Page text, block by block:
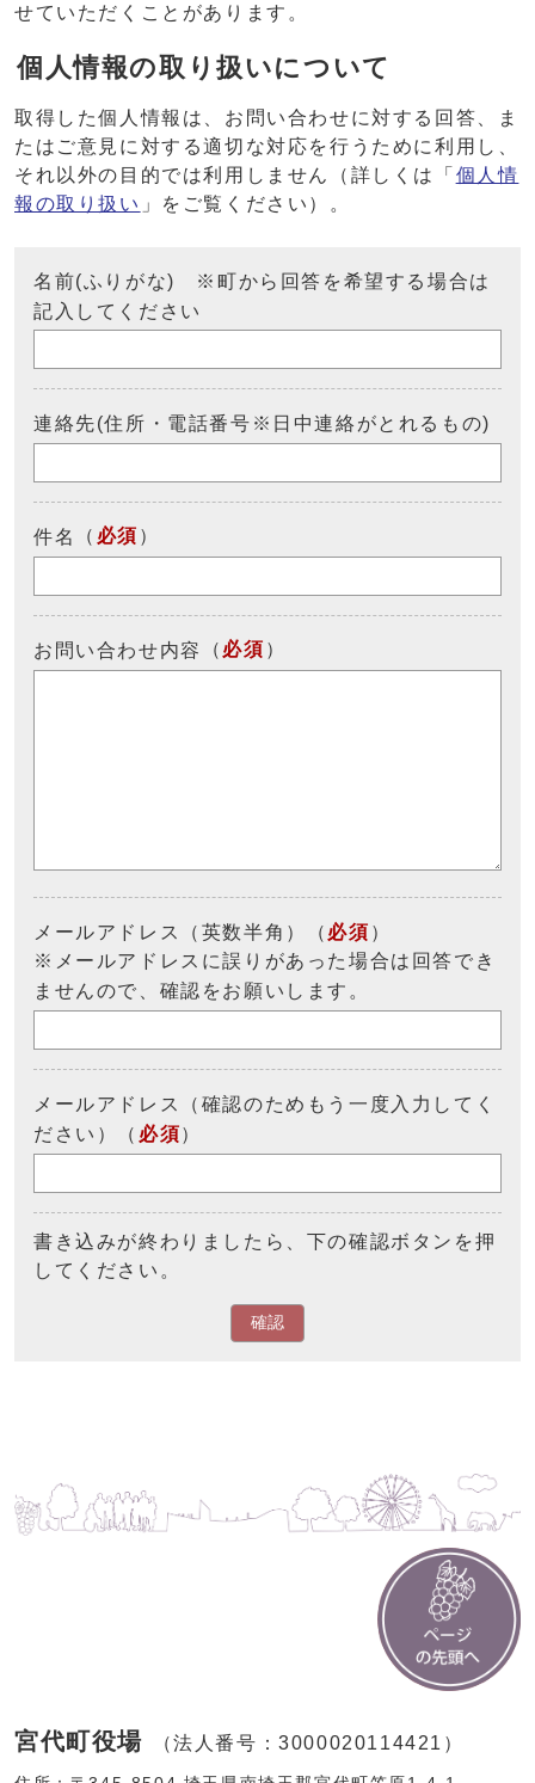
せていただくことがあります。
個人情報の取り扱いについて
取得した個人情報は、お問い合わせに対する回答、ま
たはご意見に対する適切な対応を行うために利用し、
それ以外の目的では利用しません（詳しくは「 個人情
報の取り扱い 」をご覧ください）。
名前(ふりがな) ※町から回答を希望する場合は
記入してください
連絡先(住所・電話番号※日中連絡がとれるもの)
件名 （ 必須 ）
お問い合わせ内容 （ 必須 ）
メールアドレス（英数半角）（ 必須 ）
※メールアドレスに誤りがあった場合は回答でき
ませんので、確認をお願いします。
メールアドレス（確認のためもう一度入力してく
ださい）（ 必須）
書き込みが終わりましたら、下の確認ボタンを押
してください。
確認
宮代町役場 （法人番号：3000020114421）